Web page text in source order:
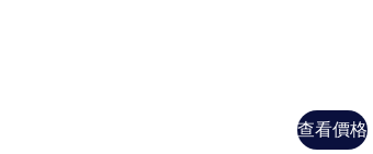
查看價格